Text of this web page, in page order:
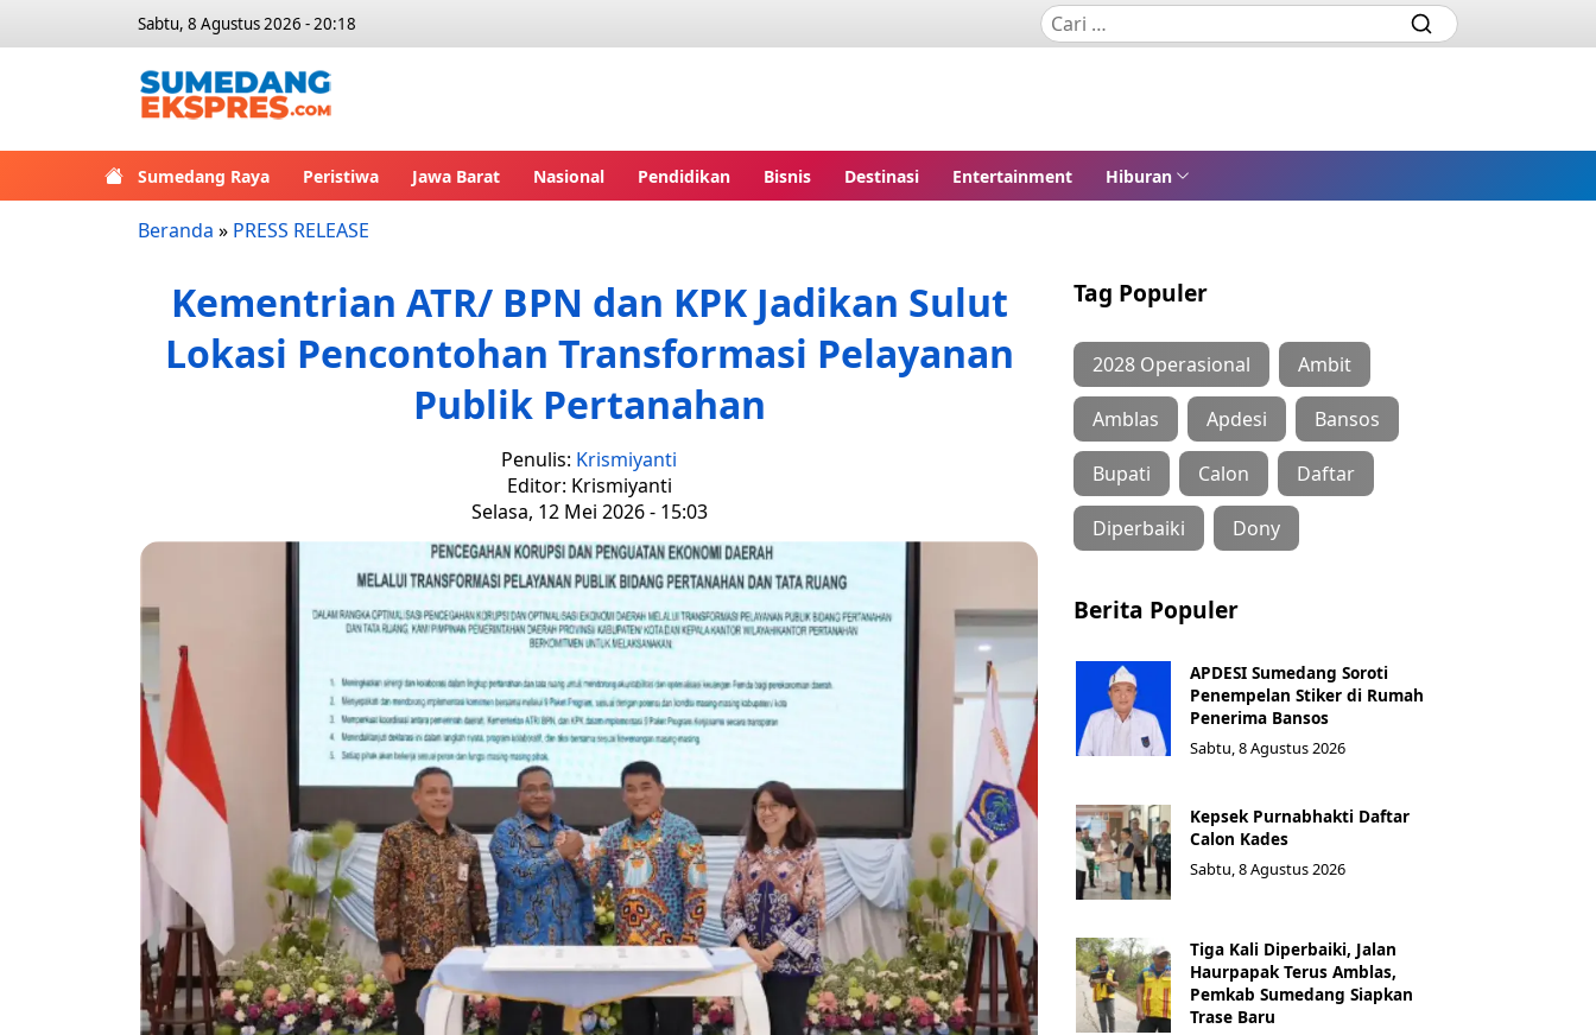
Sabtu, 8 Agustus 2026 - 20:18
Sumedang Raya Peristiwa Jawa Barat Nasional Pendidikan Bisnis Destinasi Entertainment Hiburan
Beranda » PRESS RELEASE
Kementrian ATR/ BPN dan KPK Jadikan Sulut
Lokasi Pencontohan Transformasi Pelayanan
Publik Pertanahan
Penulis: Krismiyanti
Editor: Krismiyanti
Selasa, 12 Mei 2026 - 15:03
Tag Populer
2028 Operasional Ambit
Amblas Apdesi Bansos
Bupati Calon Daftar
Diperbaiki Dony
Berita Populer
APDESI Sumedang Soroti
Penempelan Stiker di Rumah
Penerima Bansos
Sabtu, 8 Agustus 2026
Kepsek Purnabhakti Daftar
Calon Kades
Sabtu, 8 Agustus 2026
Tiga Kali Diperbaiki, Jalan
Haurpapak Terus Amblas,
Pemkab Sumedang Siapkan
Trase Baru